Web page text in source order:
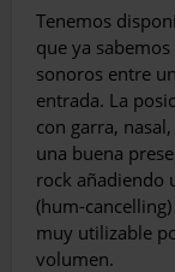
Tenemos
que ya
sonoros entre
entrada. La
con garra,
una buena
rock añadiendo
(hum-
muy utilizable
volumen.